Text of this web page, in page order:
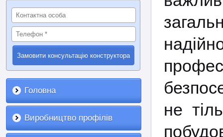
Головна
Виробництво профілів
не